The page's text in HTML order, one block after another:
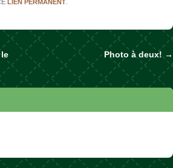
LIEN PERMANENT
les articles
Photo à deux! →